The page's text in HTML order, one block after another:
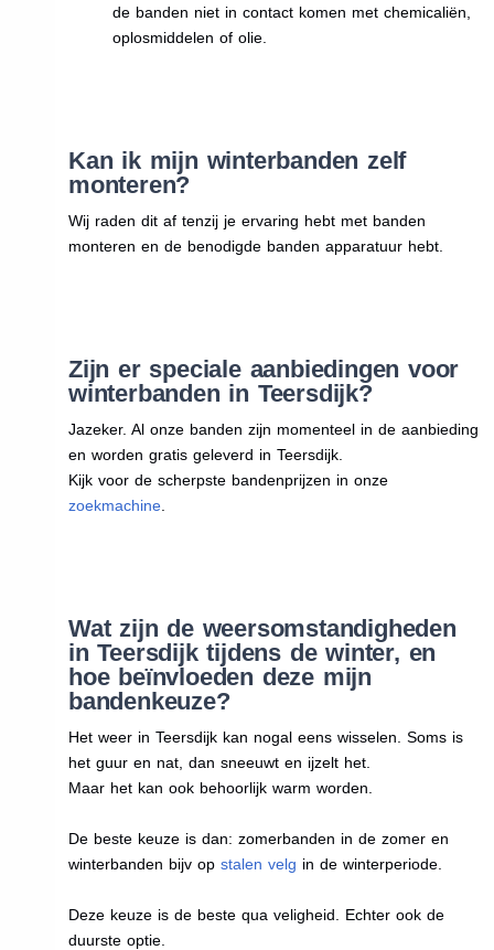
de banden niet in contact komen met chemicaliën,
oplosmiddelen of olie.
Kan ik mijn winterbanden zelf
monteren?
Wij raden dit af tenzij je ervaring hebt met banden
monteren en de benodigde banden apparatuur hebt.
Zijn er speciale aanbiedingen voor
winterbanden in Teersdijk?
Jazeker. Al onze banden zijn momenteel in de aanbieding
en worden gratis geleverd in Teersdijk.
Kijk voor de scherpste bandenprijzen in onze
zoekmachine.
Wat zijn de weersomstandigheden
in Teersdijk tijdens de winter, en
hoe beïnvloeden deze mijn
bandenkeuze?
Het weer in Teersdijk kan nogal eens wisselen. Soms is
het guur en nat, dan sneeuwt en ijzelt het.
Maar het kan ook behoorlijk warm worden.
De beste keuze is dan: zomerbanden in de zomer en
winterbanden bijv op stalen velg in de winterperiode.
Deze keuze is de beste qua veligheid. Echter ook de
duurste optie.